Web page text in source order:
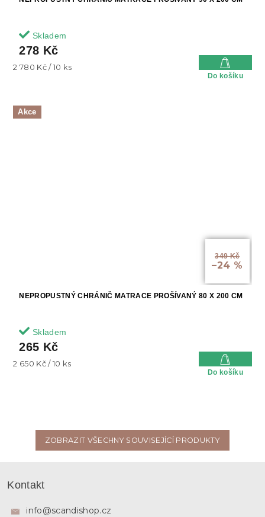
Skladem
278 Kč
Měrná
2 780 Kč / 10 ks
Do košíku
Akce
349 Kč
–24 %
NEPROPUSTNÝ CHRÁNIČ MATRACE PROŠÍVANÝ 80 X 200 CM
Skladem
265 Kč
Měrná
2 650 Kč / 10 ks
Do košíku
ZOBRAZIT VŠECHNY SOUVISEJÍCÍ PRODUKTY
Kontakt
info@scandishop.cz